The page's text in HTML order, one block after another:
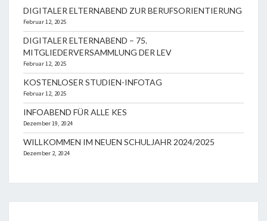
DIGITALER ELTERNABEND ZUR BERUFSORIENTIERUNG
Februar 12, 2025
DIGITALER ELTERNABEND – 75.
MITGLIEDERVERSAMMLUNG DER LEV
Februar 12, 2025
KOSTENLOSER STUDIEN-INFOTAG
Februar 12, 2025
INFOABEND FÜR ALLE KES
Dezember 19, 2024
WILLKOMMEN IM NEUEN SCHULJAHR 2024/2025
Dezember 2, 2024